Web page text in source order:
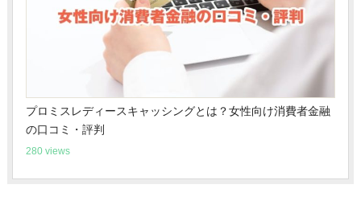
プロミスレディースキャッシングとは？女性向け消費者金融
の口コミ・評判
280 views